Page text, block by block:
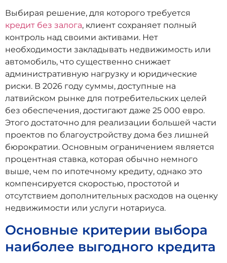
Выбирая решение, для которого требуется
кредит без залога, клиент сохраняет полный
контроль над своими активами. Нет
необходимости закладывать недвижимость или
автомобиль, что существенно снижает
административную нагрузку и юридические
риски. В 2026 году суммы, доступные на
латвийском рынке для потребительских целей
без обеспечения, достигают даже 25 000 евро.
Этого достаточно для реализации большей части
проектов по благоустройству дома без лишней
бюрократии. Основным ограничением является
процентная ставка, которая обычно немного
выше, чем по ипотечному кредиту, однако это
компенсируется скоростью, простотой и
отсутствием дополнительных расходов на оценку
недвижимости или услуги нотариуса.
Основные критерии выбора
наиболее выгодного кредита